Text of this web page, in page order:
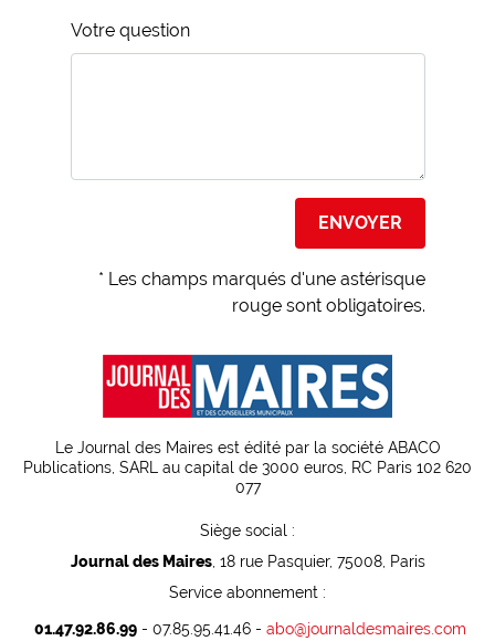
Votre question
* Les champs marqués d'une astérisque
rouge sont obligatoires.
Le Journal des Maires est édité par la société ABACO
Publications, SARL au capital de 3000 euros, RC Paris 102 620
077
Siège social :
Journal des Maires, 18 rue Pasquier, 75008, Paris
Service abonnement :
01.47.92.86.99- 07.85.95.41.46 - abo@journaldesmaires.com